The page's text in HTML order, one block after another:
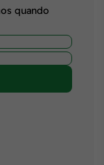
quando